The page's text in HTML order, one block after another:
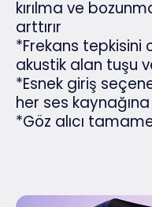
kırılma ve
arttırır
*Frekans tepkisini
akustik alan tuşu
*Esnek giriş
her ses
*Göz alıcı